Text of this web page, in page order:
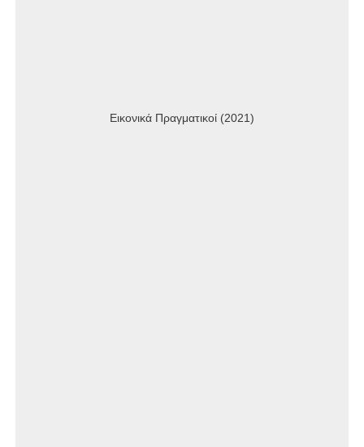
Εικονικά Πραγματικοί (2021)